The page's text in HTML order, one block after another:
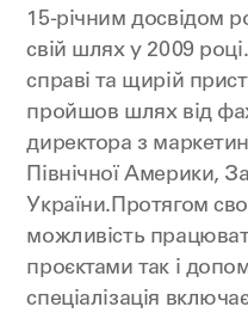
15-річним досвідом
свій шлях у 2009
справі та щирій
пройшов шлях від
директора з
Північної Америки,
України.Протягом
можливість
проєктами так і
спеціалізація